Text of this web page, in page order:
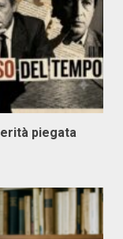
piegata